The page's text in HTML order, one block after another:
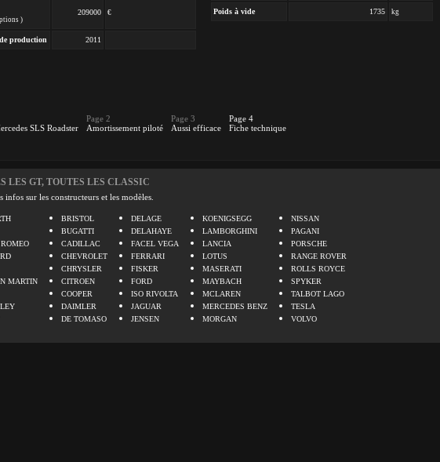
)
209000 €
production 2011
Poids à vide 1735 kg
SLS Roadster
Page 2
Amortissement piloté
Page 3
Aussi efficace
Page 4
Fiche technique
LES GT, TOUTES LES CLASSIC
infos sur les constructeurs et les modèles.
MARTIN
BRISTOL
BUGATTI
CADILLAC
CHEVROLET
CHRYSLER
CITROEN
COOPER
DAIMLER
DE TOMASO
DELAGE
DELAHAYE
FACEL VEGA
FERRARI
FISKER
FORD
ISO RIVOLTA
JAGUAR
JENSEN
KOENIGSEGG
LAMBORGHINI
LANCIA
LOTUS
MASERATI
MAYBACH
MCLAREN
MERCEDES BENZ
MORGAN
NISSAN
PAGANI
PORSCHE
RANGE ROVER
ROLLS ROYCE
SPYKER
TALBOT LAGO
TESLA
VOLVO